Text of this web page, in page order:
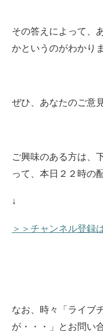
その答えによって、
かというのがわかり
ぜひ、あなたのご意
ご興味のある方は、
って、本日２２時の
↓
＞＞チャンネル登録
なお、時々「ライブ
が・・・」とお問い